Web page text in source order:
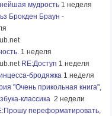
мудрость 1 неделя
Брокден Браун -
1 неделя
RE:Доступ 1 неделя
бродяжка 1 неделя
"Очень прикольная книга",
классика 2 недели
переформатировать,